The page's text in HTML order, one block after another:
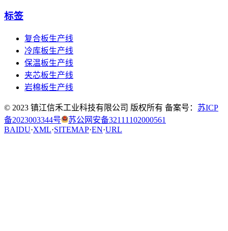
标签
复合板生产线
冷库板生产线
保温板生产线
夹芯板生产线
岩棉板生产线
© 2023 镇江信禾工业科技有限公司 版权所有 备案号： 苏ICP
备2023003344号
苏公网安备32111102000561
BAIDU·XML·SITEMAP·EN·URL